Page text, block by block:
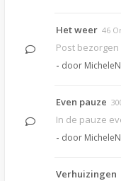
Het weer 46
Post
- door
Even pauze
In de pauze
- door
Verhuizingen